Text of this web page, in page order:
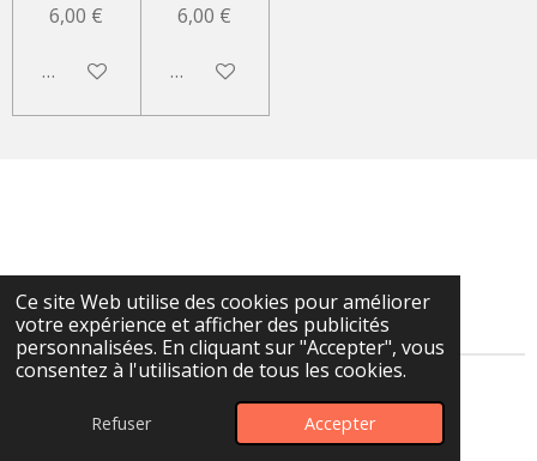
Ce site Web utilise des cookies pour améliorer
votre expérience et afficher des publicités
personnalisées. En cliquant sur "Accepter", vous
consentez à l'utilisation de tous les cookies.
Refuser Accepter
6,00 €
Ajouter au panier
6,00 €
Ajouter au panier
Propulsé parWebador